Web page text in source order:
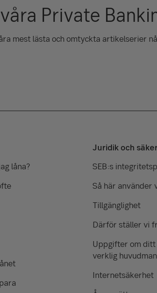
Private
mest lästa och omtyckta artikelserier
låna?
Juridik och
SEB:s
Så här använder
Tillgänglighet
Därför ställer vi
Uppgifter om
verklig huvudman
Internetsäkerhet